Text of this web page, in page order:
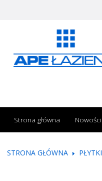
Strona główna Nowości
STRONA GŁÓWNA PŁYTKI